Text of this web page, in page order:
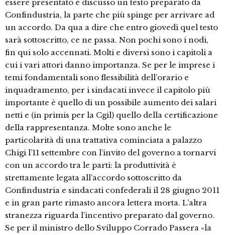
essere presentato e discusso un testo preparato da
Confindustria, la parte che più spinge per arrivare ad
un accordo. Da qua a dire che entro giovedì quel testo
sarà sottoscritto, ce ne passa. Non pochi sono i nodi,
fin qui solo accennati. Molti e diversi sono i capitoli a
cui i vari attori danno importanza. Se per le imprese i
temi fondamentali sono flessibilità dell’orario e
inquadramento, per i sindacati invece il capitolo più
importante è quello di un possibile aumento dei salari
netti e (in primis per la Cgil) quello della certificazione
della rappresentanza. Molte sono anche le
particolarità di una trattativa cominciata a palazzo
Chigi l’11 settembre con l’invito del governo a tornarvi
con un accordo tra le parti: la produttività è
strettamente legata all’accordo sottoscritto da
Confindustria e sindacati confederali il 28 giugno 2011
e in gran parte rimasto ancora lettera morta. L’altra
stranezza riguarda l’incentivo preparato dal governo.
Se per il ministro dello Sviluppo Corrado Passera «la